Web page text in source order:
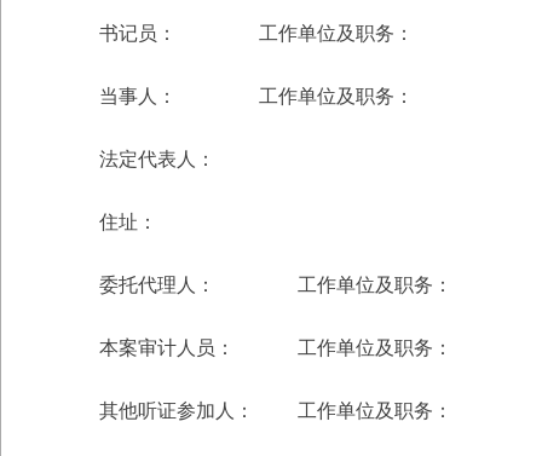
书记员： 工作单位及职务：
当事人： 工作单位及职务：
法定代表人：
住址：
委托代理人： 工作单位及职务：
本案审计人员： 工作单位及职务：
其他听证参加人： 工作单位及职务：